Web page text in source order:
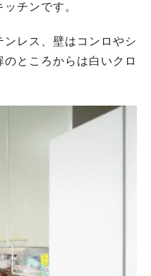
チンです。
レス、壁はコンロやシ
ところからは白いクロ